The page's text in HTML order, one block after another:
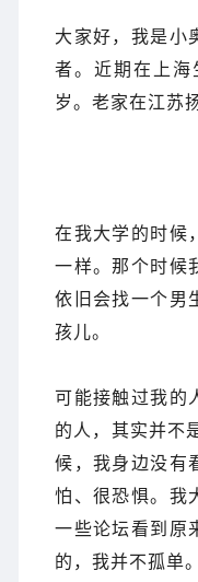
大家好，我是小
者。近期在上海
岁。老家在江苏
在我大学的时候
一样。那个时候
依旧会找一个男
孩儿。
可能接触过我的
的人，其实并不
候，我身边没有
怕、很恐惧。我
一些论坛看到原
的，我并不孤单。